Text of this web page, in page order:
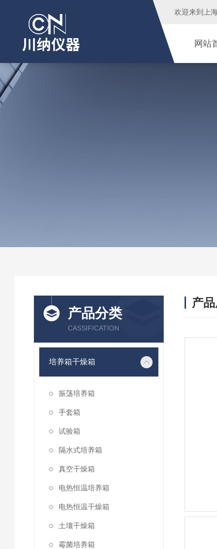
欢迎来到 上
网站
产品分类
CASSIFICATION
培养箱干燥箱
振荡培养箱
手套箱
试验箱
隔水式培养箱
真空干燥箱
电热恒温培养箱
电热恒温干燥箱
土壤干燥箱
霉菌培养箱
产